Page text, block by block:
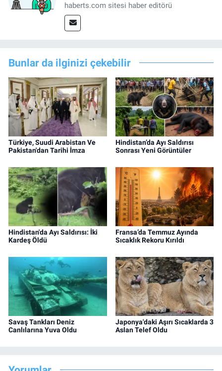
haberts.com sitesi haber editörü
Bunlar da ilginizi çekebilir
Türkiye, Suudi Arabistan Ve
Pakistan'dan Tarihi İmza
Hindistan’da Ayı Saldırısı
Sonrası Yeni Görüntüler
Hindistan'da Ayı Saldırısı: İki
Kardeş Öldü
Fransa’da Temmuz Ayında
Sıcaklık Rekoru Kırıldı
Savaş Tankları Deniz
Canlılarına Yuva Oldu
Japonya'daki Aşırı Sıcaklarda 3
Aslan Telef Oldu